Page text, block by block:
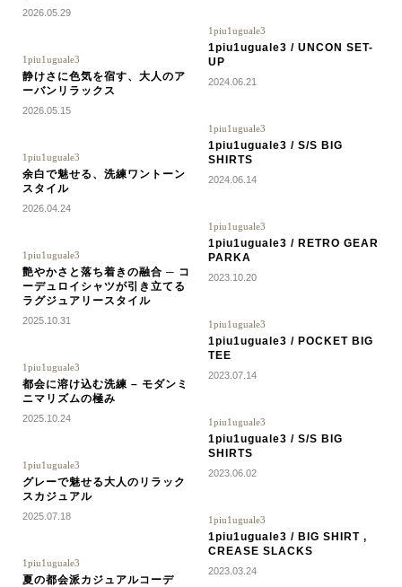
2026.05.29
1piu1uguale3
静けさに色気を宿す、大人のア
ーバンリラックス
2026.05.15
1piu1uguale3
余白で魅せる、洗練ワントーン
スタイル
2026.04.24
1piu1uguale3
艶やかさと落ち着きの融合 ─ コ
ーデュロイシャツが引き立てる
ラグジュアリースタイル
2025.10.31
1piu1uguale3
都会に溶け込む洗練 – モダンミ
ニマリズムの極み
2025.10.24
1piu1uguale3
グレーで魅せる大人のリラック
スカジュアル
2025.07.18
1piu1uguale3
夏の都会派カジュアルコーデ
1piu1uguale3
1piu1uguale3 / UNCON SET-
UP
2024.06.21
1piu1uguale3
1piu1uguale3 / S/S BIG
SHIRTS
2024.06.14
1piu1uguale3
1piu1uguale3 / RETRO GEAR
PARKA
2023.10.20
1piu1uguale3
1piu1uguale3 / POCKET BIG
TEE
2023.07.14
1piu1uguale3
1piu1uguale3 / S/S BIG
SHIRTS
2023.06.02
1piu1uguale3
1piu1uguale3 / BIG SHIRT ,
CREASE SLACKS
2023.03.24